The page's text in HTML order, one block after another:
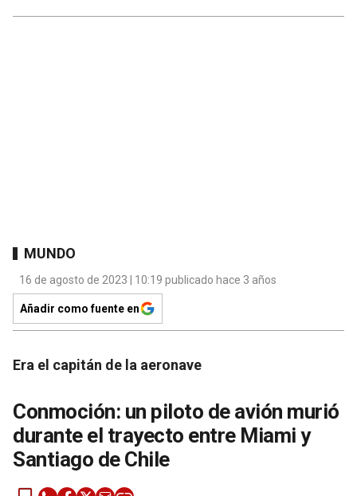
MUNDO
16 de agosto de 2023 | 10:19 publicado hace 3 años
Añadir como fuente en
Era el capitán de la aeronave
Conmoción: un piloto de avión murió
durante el trayecto entre Miami y
Santiago de Chile